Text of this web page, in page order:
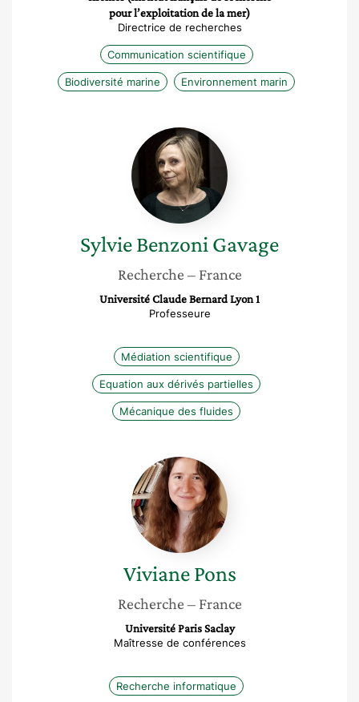
pour l’exploitation de la mer)
Directrice de recherches
Communication scientifique
Biodiversité marine Environnement marin
Sylvie
Benzoni
Gavage
SylvieBenzoni Gavage
Recherche – France
Université Claude Bernard Lyon 1
Professeure
Médiation scientifique
Equation aux dérivés partielles
Mécanique des fluides
Viviane
Pons
Viviane Pons
Recherche – France
Université Paris Saclay
Maîtresse de conférences
Recherche informatique